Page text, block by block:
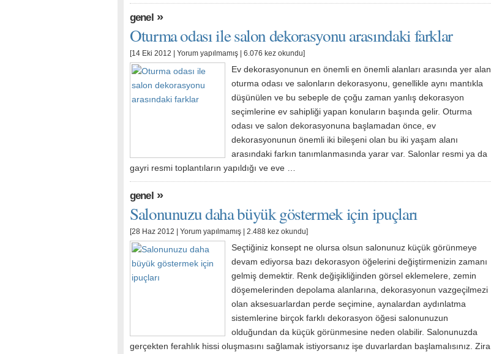
genel»
Oturma odası ile salon dekorasyonu arasındaki farklar
[14 Eki 2012 | Yorum yapılmamış | 6.076 kez okundu]
Ev dekorasyonunun en önemli en önemli alanları arasında yer alan
oturma odası ve salonların dekorasyonu, genellikle aynı mantıkla
düşünülen ve bu sebeple de çoğu zaman yanlış dekorasyon
seçimlerine ev sahipliği yapan konuların başında gelir. Oturma
odası ve salon dekorasyonuna başlamadan önce, ev
dekorasyonunun önemli iki bileşeni olan bu iki yaşam alanı
arasındaki farkın tanımlanmasında yarar var. Salonlar resmi ya da
gayri resmi toplantıların yapıldığı ve eve …
genel»
Salonunuzu daha büyük göstermek için ipuçları
[28 Haz 2012 | Yorum yapılmamış | 2.488 kez okundu]
Seçtiğiniz konsept ne olursa olsun salonunuz küçük görünmeye
devam ediyorsa bazı dekorasyon öğelerini değiştirmenizin zamanı
gelmiş demektir. Renk değişikliğinden görsel eklemelere, zemin
döşemelerinden depolama alanlarına, dekorasyonun vazgeçilmezi
olan aksesuarlardan perde seçimine, aynalardan aydınlatma
sistemlerine birçok farklı dekorasyon öğesi salonunuzun
olduğundan da küçük görünmesine neden olabilir. Salonunuzda
gerçekten ferahlık hissi oluşmasını sağlamak istiyorsanız işe duvarlardan başlamalısınız. Zira